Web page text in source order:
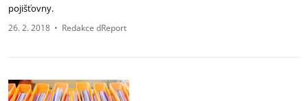
pojišťovny.
26. 2. 2018 • Redakce dReport